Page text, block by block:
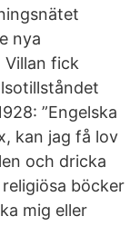
nya
fick
”Engelska
kan jag få lov
och dricka
böcker
mig eller